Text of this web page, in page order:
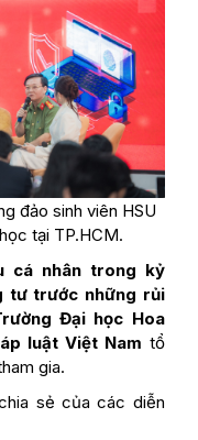
đảo sinh viên HSU
tại TP.HCM.
cá nhân trong kỷ
tư trước những rủi
Đại học Hoa
luật Việt Nam tổ
gia.
sẻ của các diễn